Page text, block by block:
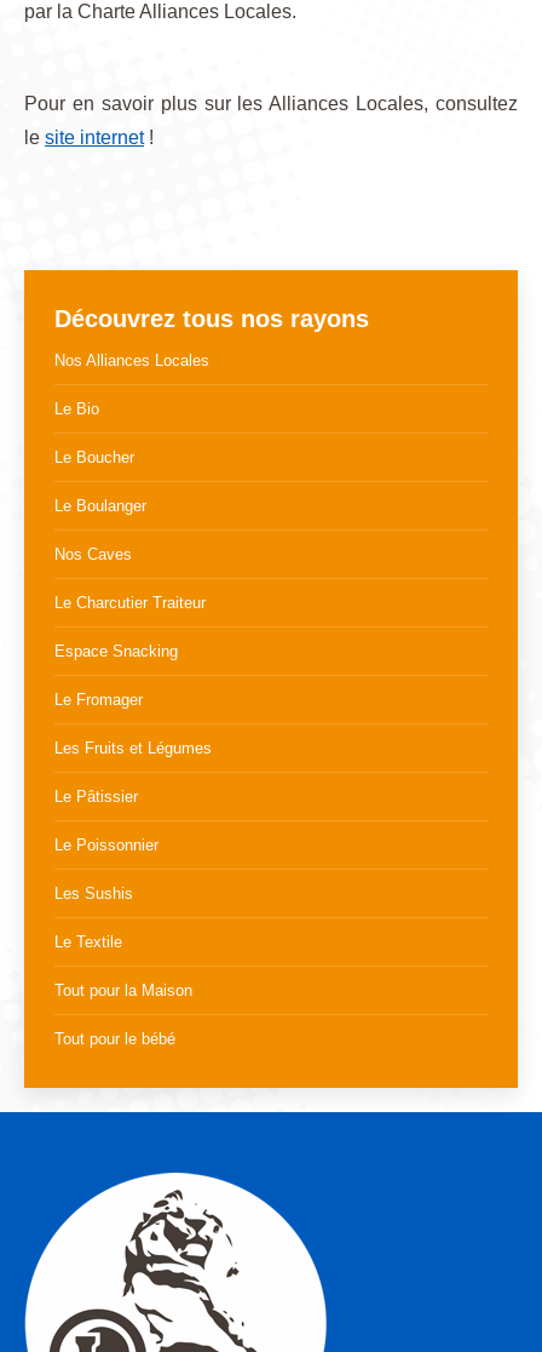
par la Charte Alliances Locales.
Pour en savoir plus sur les Alliances Locales, consultez
le site internet!
Découvrez tous nos rayons
Nos Alliances Locales
Le Bio
Le Boucher
Le Boulanger
Nos Caves
Le Charcutier Traiteur
Espace Snacking
Le Fromager
Les Fruits et Légumes
Le Pâtissier
Le Poissonnier
Les Sushis
Le Textile
Tout pour la Maison
Tout pour le bébé